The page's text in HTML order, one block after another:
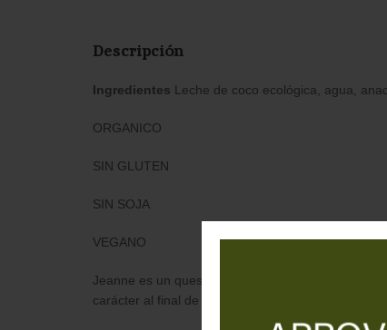
Descripción
Ingredientes Leche de coco ecológica, agua,
ORGANICO
SIN GLUTEN
SIN SOJA
VEGANO
Jeanne es un queso azul como ningún otro. Su
carácter al final de la comida.